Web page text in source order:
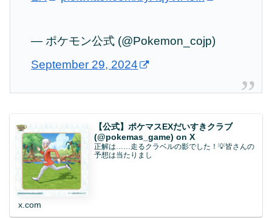
— ポケモン公式 (@Pokemon_cojp)
September 29, 2024
【公式】ポケマスEXだいすきクラブ
(@pokemas_game) on X
正解は……走るクラベルの影でした！💡皆さんの
予想は当たりまし
x.com